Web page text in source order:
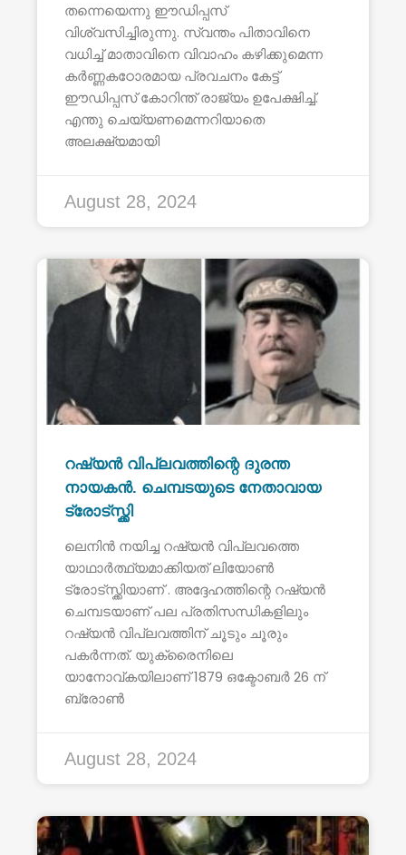
തന്നെയെന്നു ഈഡിപ്പസ്
വിശ്വസിച്ചിരുന്നു. സ്വന്തം പിതാവിനെ
വധിച്ച് മാതാവിനെ വിവാഹം കഴിക്കുമെന്ന
കർണ്ണകഠോരമായ പ്രവചനം കേട്ട്
ഈഡിപ്പസ് കോറിന്ത് രാജ്യം ഉപേക്ഷിച്ച്.
എന്തു ചെയ്യണമെന്നറിയാതെ
അലക്ഷ്യമായി
August 28, 2024
റഷ്യൻ വിപ്ലവത്തിന്റെ ദുരന്ത
നായകൻ. ചെമ്പടയുടെ നേതാവായ
ട്രോട്സ്ക്കി
ലെനിൻ നയിച്ച റഷ്യൻ വിപ്ലവത്തെ
യാഥാർത്ഥ്യമാക്കിയത് ലിയോൺ
ട്രോട്സ്ക്കിയാണ് . അദ്ദേഹത്തിന്റെ റഷ്യൻ
ചെമ്പടയാണ് പല പ്രതിസന്ധികളിലും
റഷ്യൻ വിപ്ലവത്തിന് ചൂടും ചൂരും
പകർന്നത്. യുക്രൈനിലെ
യാനോവ്കയിലാണ് 1879 ഒക്ടോബർ 26 ന്
ബ്രോൺ
August 28, 2024